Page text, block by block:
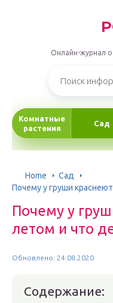
Онлайн-журнал
Комнатные
растения
Сад
Home
Сад
Почему у груши
Почему у
летом и что
Обновлено: 24.08.2020
Содержание: